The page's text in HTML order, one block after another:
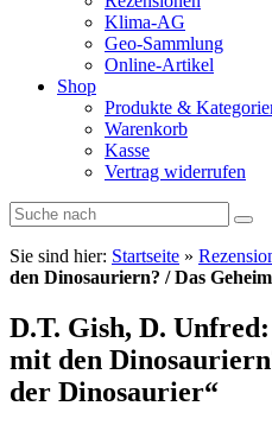
Klima-AG
Geo-Sammlung
Online-Artikel
Shop
Produkte &
Warenkorb
Kasse
Vertrag widerrufen
Sie sind hier: Startseite »
den Dinosauriern? / Das
D.T. Gish, D.
mit den
der Dinosaurier“